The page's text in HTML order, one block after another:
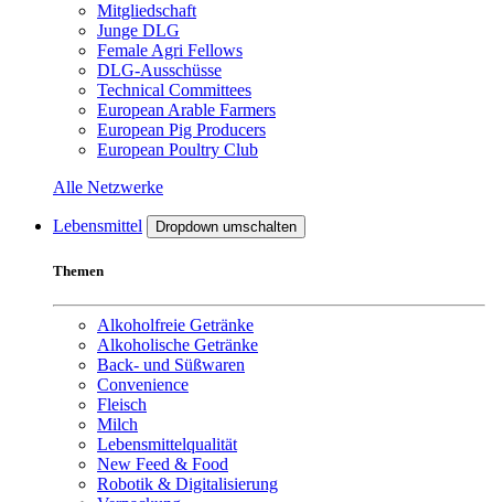
Mitgliedschaft
Junge DLG
Female Agri Fellows
DLG-Ausschüsse
Technical Committees
European Arable Farmers
European Pig Producers
European Poultry Club
Alle Netzwerke
Lebensmittel Dropdown umschalten
Themen
Alkoholfreie Getränke
Alkoholische Getränke
Back- und Süßwaren
Convenience
Fleisch
Milch
Lebensmittelqualität
New Feed & Food
Robotik & Digitalisierung